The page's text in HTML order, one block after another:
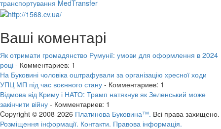
транспортування MedTransfer
Ваші коментарі
Як отримати громадянство Румунії: умови для оформлення в 2024
році - Комментариев: 1
На Буковині чоловіка оштрафували за організацію хресної ходи
УПЦ МП під час воєнного стану - Комментариев: 1
Відмова від Криму і НАТО: Трамп натякнув як Зеленський може
закінчити війну - Комментариев: 1
Copyright © 2008-2026 Платинова Буковина™. Всі права захищено.
Розміщення інформації. Контакти. Правова інформація.